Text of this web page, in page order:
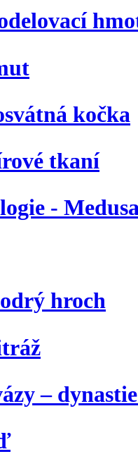
kočka
tkaní
-
hroch
–